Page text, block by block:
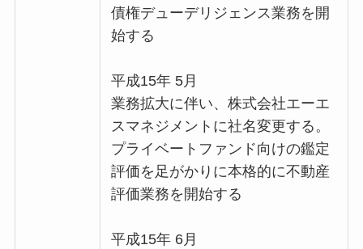
債権デューデリジェンス業務を開
始する
平成15年 5月
業務拡大に伴い、株式会社エーエ
スマネジメントに社名変更する。
プライベートファンド向けの鑑定
評価を足がかりに本格的に不動産
評価業務を開始する
平成15年 6月